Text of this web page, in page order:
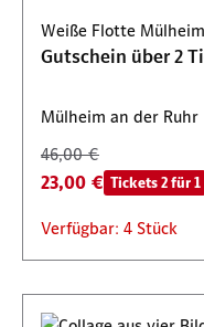
Weiße Flotte
Gutschein über 2
Mülheim an der Ruhr
46,00 €
23,00 € Tickets 2 für 1
Verfügbar: 4 Stück